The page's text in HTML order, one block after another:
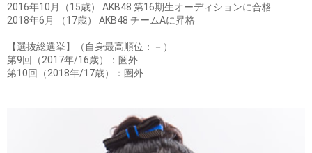
2016年10月（15歳） AKB48 第16期生オーディションに合格
2018年6月 （17歳） AKB48 チームAに昇格
【選抜総選挙】（自身最高順位：－）
第9回（2017年/16歳）：圏外
第10回（2018年/17歳）：圏外